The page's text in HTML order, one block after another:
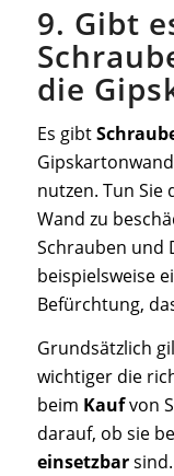
9. Gibt
die
Es gibt
nutzen. Tun Sie
Wand zu
Schrauben und
beispielsweise
Befürchtung,
Grundsätzlich
wichtiger die
beim Kaufvon
darauf, ob sie
einsetzbar